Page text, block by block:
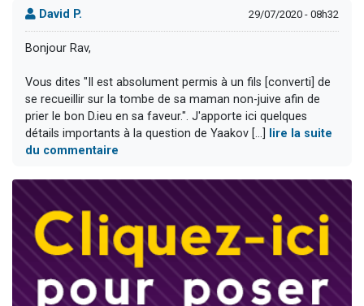
David P. 29/07/2020 - 08h32
Bonjour Rav,
Vous dites "Il est absolument permis à un fils [converti] de
se recueillir sur la tombe de sa maman non-juive afin de
prier le bon D.ieu en sa faveur.". J'apporte ici quelques
détails importants à la question de Yaakov [...]
lire la suite
du commentaire